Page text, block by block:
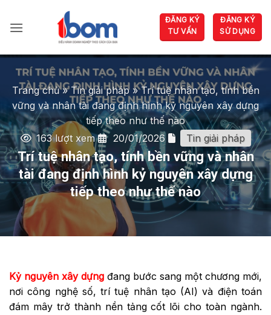
qua
dung
ĐĂNG KÝ
TƯ VẤN
ĐĂNG KÝ
SỬ DỤNG
Trang chủ»Tin giải pháp»Trí tuệ nhân tạo, tính bền
vững và nhân tài đang định hình kỷ nguyên xây dựng
tiếp theo như thế nào
163 lượt xem
20/01/2026 Tin giải pháp
Trí tuệ nhân tạo, tính bền vững và nhân
tài đang định hình kỷ nguyên xây dựng
tiếp theo như thế nào
Kỷ nguyên xây dựng đang bước sang một chương mới,
nơi công nghệ số, trí tuệ nhân tạo (AI) và điện toán
đám mây trở thành nền tảng cốt lõi cho toàn ngành.